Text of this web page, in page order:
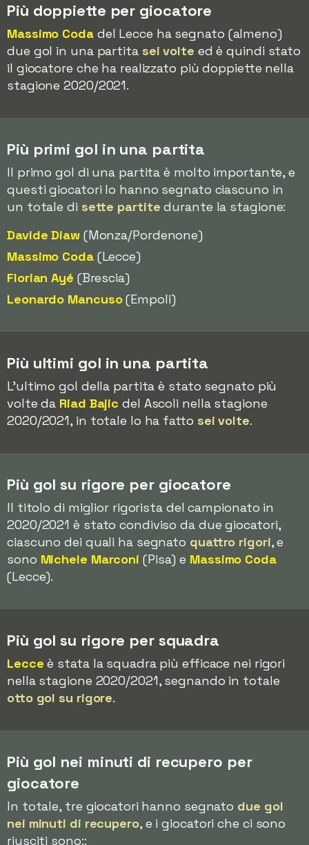
Più doppiette per giocatore
Massimo Codadel Lecce ha segnato (almeno)
due gol in una partita sei volte ed è quindi stato
il giocatore che ha realizzato più doppiette nella
stagione 2020/2021.
Più primi gol in una partita
Il primo gol di una partita è molto importante, e
questi giocatori lo hanno segnato ciascuno in
un totale di sette partite durante la stagione:
Davide Diaw(Monza/Pordenone)
Massimo Coda(Lecce)
Florian Ayé (Brescia)
Leonardo Mancuso(Empoli)
Più ultimi gol in una partita
L'ultimo gol della partita è stato segnato più
volte da Riad Bajic del Ascoli nella stagione
2020/2021, in totale lo ha fatto sei volte.
Più gol su rigore per giocatore
Il titolo di miglior rigorista del campionato in
2020/2021 è stato condiviso da due giocatori,
ciascuno dei quali ha segnato quattro rigori, e
sono Michele Marconi (Pisa) e Massimo Coda
(Lecce).
Più gol su rigore per squadra
Lecce è stata la squadra più efficace nei rigori
nella stagione 2020/2021, segnando in totale
otto gol su rigore.
Più gol nei minuti di recupero per
giocatore
In totale, tre giocatori hanno segnato due gol
nei minuti di recupero, e i giocatori che ci sono
riusciti sono::